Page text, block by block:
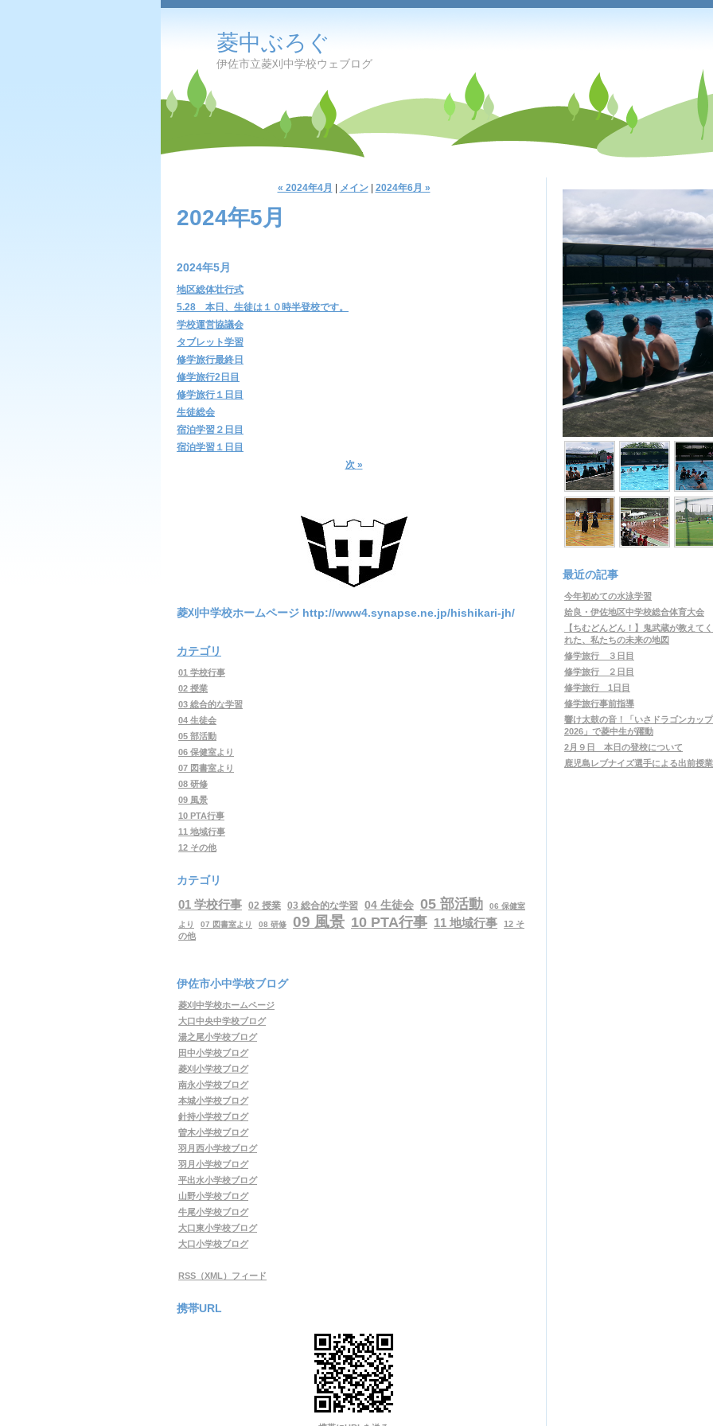
菱中ぶろぐ
伊佐市立菱刈中学校ウェブログ
« 2024年4月 メイン| 2024年6月 »
2024年5月
2024年5月
地区総体壮行式
5.28 本日、生徒は１０時半登校です。
学校運営協議会
タブレット学習
修学旅行最終日
修学旅行2日目
修学旅行１日目
生徒総会
宿泊学習２日目
宿泊学習１日目
次 »
菱刈中学校ホームページ http://www4.synapse.ne.jp/hishikari-jh/
カテゴリ
01 学校行事
02 授業
03 総合的な学習
04 生徒会
05 部活動
06 保健室より
07 図書室より
08 研修
09 風景
10 PTA行事
11 地域行事
12 その他
カテゴリ
01 学校行事 02 授業 03 総合的な学習 04 生徒会 05 部活動 06 保健室
より 07 図書室より 08 研修 09 風景 10 PTA行事 11 地域行事
12 そ
の他
伊佐市小中学校ブログ
菱刈中学校ホームページ
大口中央中学校ブログ
湯之尾小学校ブログ
田中小学校ブログ
菱刈小学校ブログ
南永小学校ブログ
本城小学校ブログ
針持小学校ブログ
曽木小学校ブログ
羽月西小学校ブログ
羽月小学校ブログ
平出水小学校ブログ
山野小学校ブログ
牛尾小学校ブログ
大口東小学校ブログ
大口小学校ブログ
RSS（XML）フィード
携帯URL
最近の記事
今年初めての水泳学習
姶良・伊佐地区中学校総合体育大会
【ちむどんどん！】鬼武蔵が教えてく
れた、私たちの未来の地図
修学旅行 ３日目
修学旅行 ２日目
修学旅行 1日目
修学旅行事前指導
響け太鼓の音！「いさドラゴンカップ
2026」で菱中生が躍動
2月９日 本日の登校について
鹿児島レブナイズ選手による出前授業